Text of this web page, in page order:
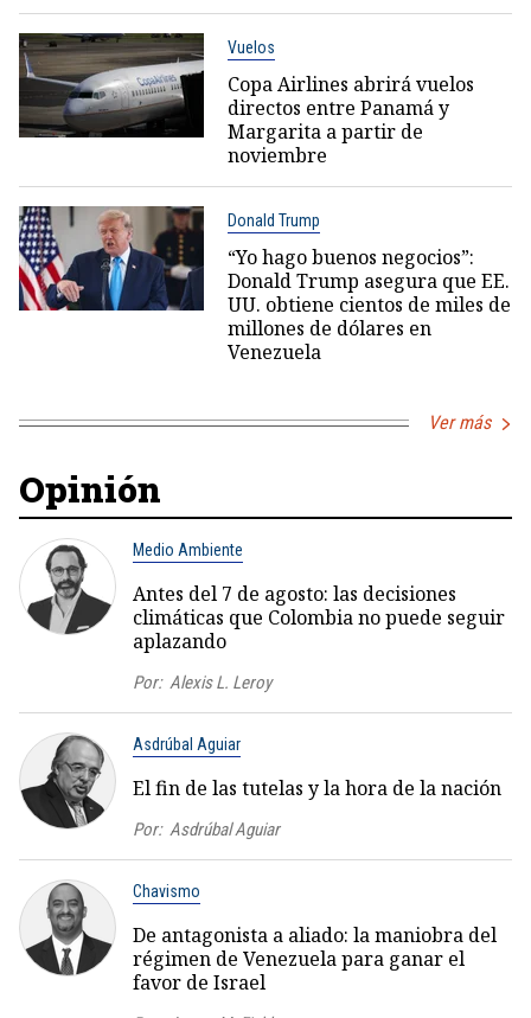
Vuelos
Copa Airlines abrirá vuelos
directos entre Panamá y
Margarita a partir de
noviembre
Donald Trump
“Yo hago buenos negocios”:
Donald Trump asegura que EE.
UU. obtiene cientos de miles de
millones de dólares en
Venezuela
Ver más
Opinión
Medio Ambiente
Antes del 7 de agosto: las decisiones
climáticas que Colombia no puede seguir
aplazando
Por: Alexis L. Leroy
Asdrúbal Aguiar
El fin de las tutelas y la hora de la nación
Por: Asdrúbal Aguiar
Chavismo
De antagonista a aliado: la maniobra del
régimen de Venezuela para ganar el
favor de Israel